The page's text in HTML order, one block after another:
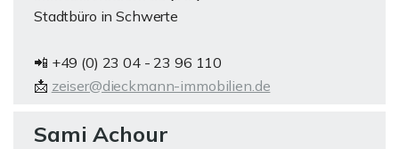
Stadtbüro in Schwerte
📲 +49 (0) 23 04 - 23 96 110
📩 zeiser@dieckmann-immobilien.de
Sami Achour